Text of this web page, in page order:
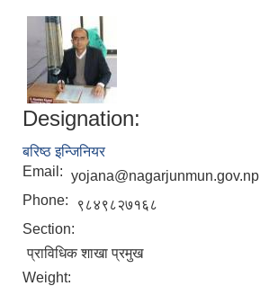
Designation:
बरिष्ठ इन्जिनियर
Email: yojana@nagarjunmun.gov.np
Phone:
९८४९८२७१६८
Section:
प्राविधिक शाखा प्रमुख
Weight: